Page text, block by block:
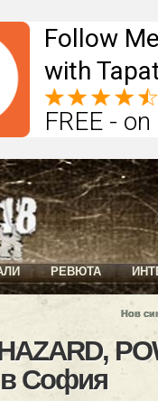
Follow
with
FREE -
РЕВЮТА
Нов
в София